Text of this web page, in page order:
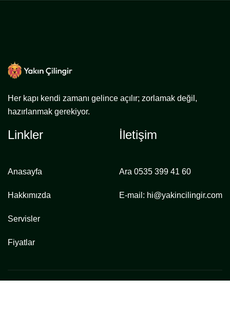
Her kapı kendi zamanı gelince açılır; zorlamak değil,
hazırlanmak gerekiyor.
Linkler
Anasayfa
Hakkımızda
Servisler
Fiyatlar
İletişim
Ara 0535 399 41 60
E-mail: hi@yakincilingir.com